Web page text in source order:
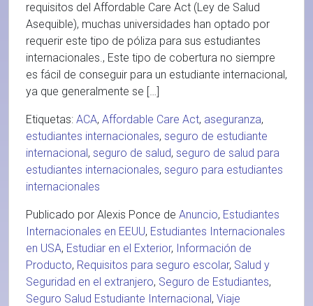
requisitos del Affordable Care Act (Ley de Salud
Asequible), muchas universidades han optado por
requerir este tipo de póliza para sus estudiantes
internacionales., Este tipo de cobertura no siempre
es fácil de conseguir para un estudiante internacional,
ya que generalmente se […]
Etiquetas: ACA, Affordable Care Act, aseguranza,
estudiantes internacionales, seguro de estudiante
internacional, seguro de salud, seguro de salud para
estudiantes internacionales, seguro para estudiantes
internacionales
Publicado por Alexis Ponce de Anuncio, Estudiantes
Internacionales en EEUU, Estudiantes Internacionales
en USA, Estudiar en el Exterior, Información de
Producto, Requisitos para seguro escolar, Salud y
Seguridad en el extranjero, Seguro de Estudiantes,
Seguro Salud Estudiante Internacional, Viaje